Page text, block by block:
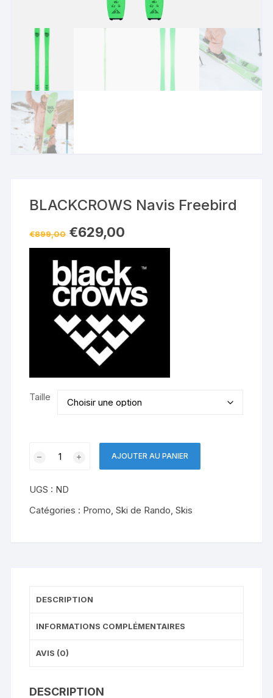
BLACKCROWS Navis Freebird
€899,00 Le
prix
initial
était :
€899,00.
€629,00
actuel
€629,00.
Taille
Navis
Freebird
AJOUTER AU PANIER
UGS : ND
Catégories : Promo,Ski de Rando,Skis
DESCRIPTION
INFORMATIONS COMPLÉMENTAIRES
AVIS (0)
DESCRIPTION